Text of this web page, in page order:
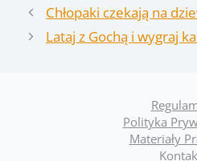
Chłopaki czekają na
Lataj z Gochą i wygraj
Polityka
Materiały